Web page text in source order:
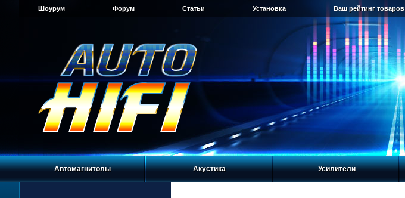
Шоурум Форум Статьи Установка Ваш рейтинг товаров
Автомагнитолы Акустика Усилители